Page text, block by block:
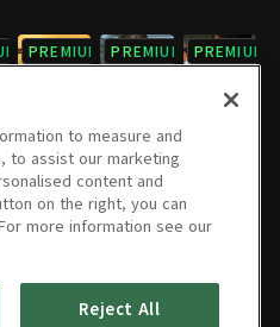
PREMIUM PREMIUM PREMIUM
PREMIUM
22회
PREMIUM
23회 24회
to measure and
to assist our marketing
content and
on the right, you can
more information see our
Reject All